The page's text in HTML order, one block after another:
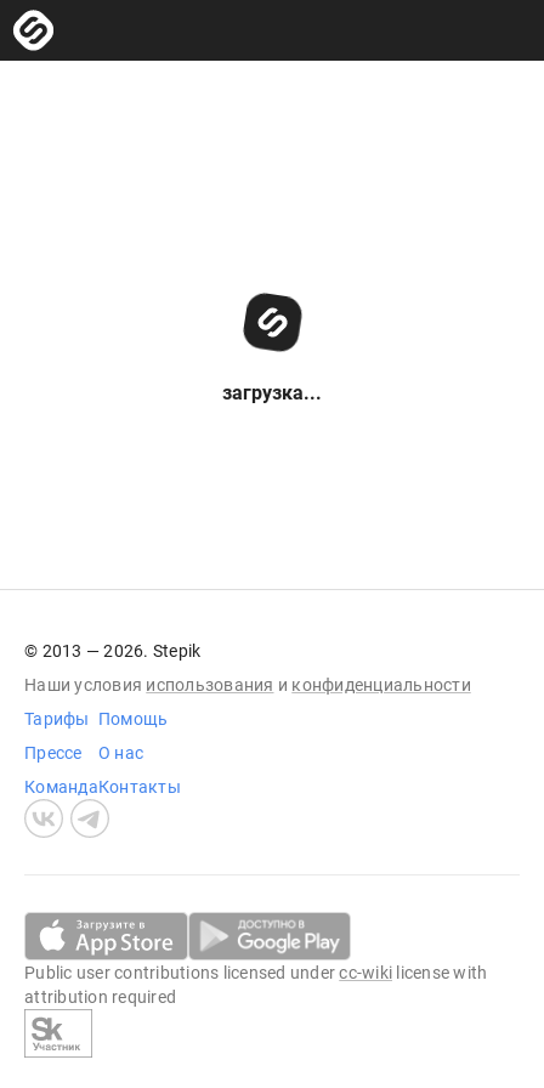
загрузка...
© 2013 — 2026. Stepik
Наши условия использования и конфиденциальности
Тарифы
Прессе
Команда
Помощь
О нас
Контакты
Public user contributions licensed undercc-wiki license with
attribution required